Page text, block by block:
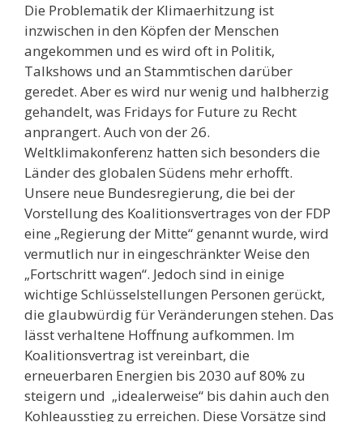
Die Problematik der Klimaerhitzung ist
inzwischen in den Köpfen der Menschen
angekommen und es wird oft in Politik,
Talkshows und an Stammtischen darüber
geredet. Aber es wird nur wenig und halbherzig
gehandelt, was Fridays for Future zu Recht
anprangert. Auch von der 26.
Weltklimakonferenz hatten sich besonders die
Länder des globalen Südens mehr erhofft.
Unsere neue Bundesregierung, die bei der
Vorstellung des Koalitionsvertrages von der FDP
eine „Regierung der Mitte“ genannt wurde, wird
vermutlich nur in eingeschränkter Weise den
„Fortschritt wagen“. Jedoch sind in einige
wichtige Schlüsselstellungen Personen gerückt,
die glaubwürdig für Veränderungen stehen. Das
lässt verhaltene Hoffnung aufkommen. Im
Koalitionsvertrag ist vereinbart, die
erneuerbaren Energien bis 2030 auf 80% zu
steigern und „idealerweise“ bis dahin auch den
Kohleausstieg zu erreichen. Diese Vorsätze sind